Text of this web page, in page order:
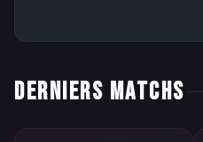
DERNIERS MATCHS